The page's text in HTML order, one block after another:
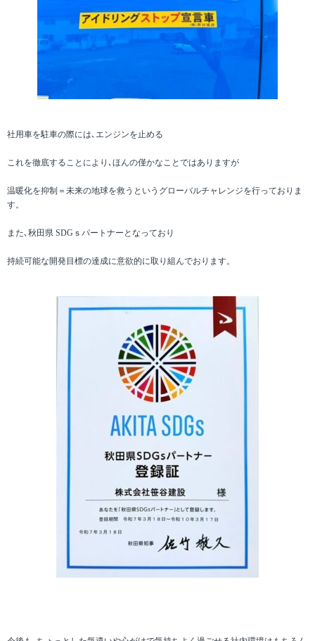
社用車を駐車の際には､エンジンを止める
これを徹底することにより､ほんの僅かなことではありますが
温暖化を抑制＝未来の地球を救うというグローバルチャレンジを行っておりま
す。
また､秋田県 SDGｓパートナーとなっており
持続可能な開発目標の達成に意欲的に取り組んでおります。